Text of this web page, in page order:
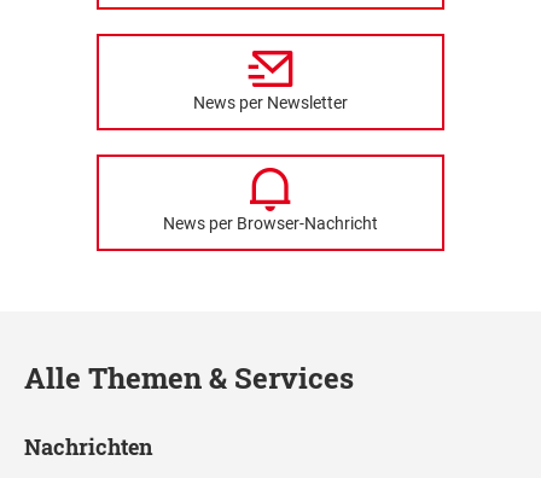
News per Newsletter
News per Browser-Nachricht
Alle Themen & Services
Nachrichten